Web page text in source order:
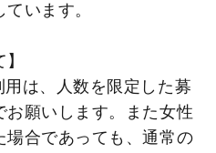
います。
は、人数を限定した募
願いします。また女性
合であっても、通常の